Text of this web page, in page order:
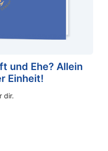
und Ehe? Allein
Einheit!
dir.